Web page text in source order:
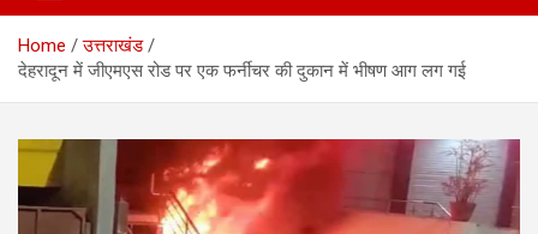
Home
उत्तराखंड
देहरादून में जीएमएस रोड पर एक फर्नीचर की दुकान में भीषण आग लग गई